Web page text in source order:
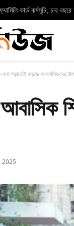
কার্ড কর্মসূচি, চার
গড়াতেই বাড়ছে অনাবাসিকদের
2025